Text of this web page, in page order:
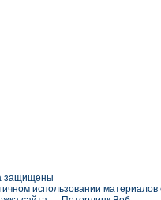
защищены
использовании